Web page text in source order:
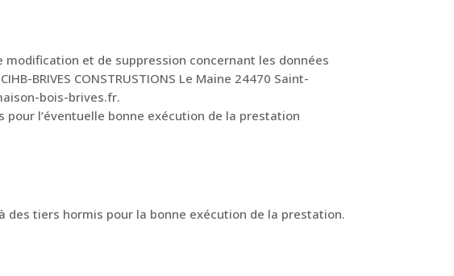
et de suppression concernant les données
BRIVES CONSTRUSTIONS Le Maine 24470 Saint-
bois-brives.fr.
l’éventuelle bonne exécution de la prestation
tiers hormis pour la bonne exécution de la prestation.